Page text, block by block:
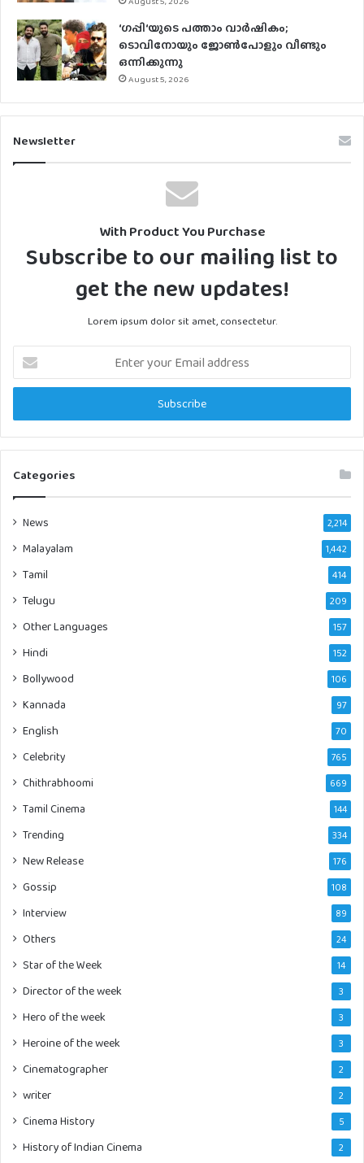
‘ഗപ്പി‘യുടെ പത്താം വാർഷികം;
ടൊവിനോയും ജോൺപോളും വീണ്ടും
ഒന്നിക്കുന്നു
August 5, 2026
Newsletter
With Product You Purchase
Subscribe to our mailing list to
get the new updates!
Lorem ipsum dolor sit amet, consectetur.
Enter
your
Email
Categories
News 2,214
Malayalam 1,442
Tamil 414
Telugu 209
Other Languages 157
Hindi 152
Bollywood 106
Kannada 97
English 70
Celebrity 765
Chithrabhoomi 669
Tamil Cinema 144
Trending 334
New Release 176
Gossip 108
Interview 89
Others 24
Star of the Week 14
Director of the week 3
Hero of the week 3
Heroine of the week 3
Cinematographer 2
writer 2
Cinema History 5
History of Indian Cinema 2